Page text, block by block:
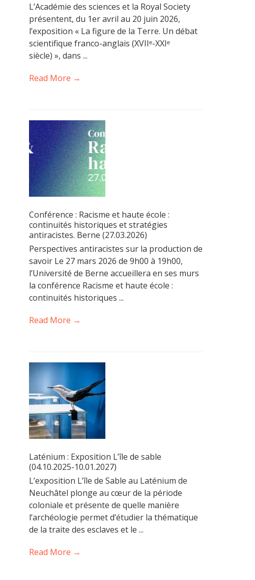
L’Académie des sciences et la Royal Society
présentent, du 1er avril au 20 juin 2026,
l’exposition « La figure de la Terre. Un débat
scientifique franco-anglais (XVIIᵉ-XXIᵉ
siècle) », dans ...
Read More →
Conférence : Racisme et haute école :
continuités historiques et stratégies
antiracistes. Berne (27.03.2026)
Perspectives antiracistes sur la production de
savoir Le 27 mars 2026 de 9h00 à 19h00,
l’Université de Berne accueillera en ses murs
la conférence Racisme et haute école :
continuités historiques ...
Read More →
Laténium : Exposition L’île de sable
(04.10.2025-10.01.2027)
L’exposition L’île de Sable au Laténium de
Neuchâtel plonge au cœur de la période
coloniale et présente de quelle manière
l’archéologie permet d’étudier la thématique
de la traite des esclaves et le ...
Read More →